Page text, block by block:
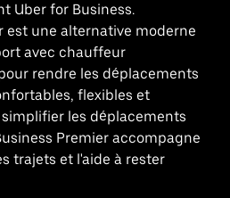
Uber for Business.
est une alternative moderne
avec chauffeur
rendre les déplacements
flexibles et
les déplacements
Premier accompagne
trajets et l'aide à rester